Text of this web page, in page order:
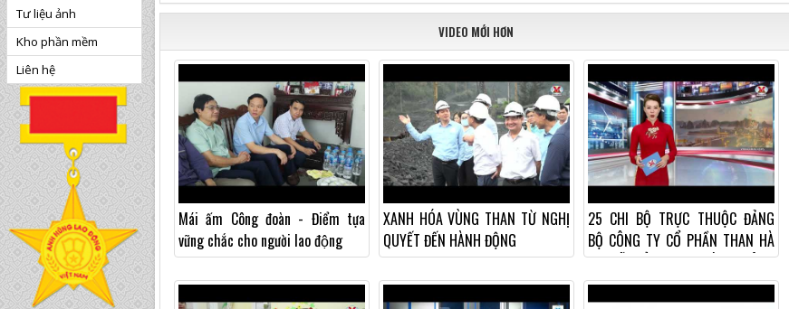
VIDEO MỚI HƠN
Mái ấm Công đoàn - Điểm tựa
vững chắc cho người lao động
XANH HÓA VÙNG THAN TỪ NGHỊ
QUYẾT ĐẾN HÀNH ĐỘNG
25 CHI BỘ TRỰC THUỘC ĐẢNG
BỘ CÔNG TY CỔ PHẦN THAN HÀ
TU ĐÃ TỔ CHỨC THÀNH CÔNG
ĐẠI HỘI CHI BỘ NHIỆM...
Tư liệu ảnh
Kho phần mềm
Liên hệ